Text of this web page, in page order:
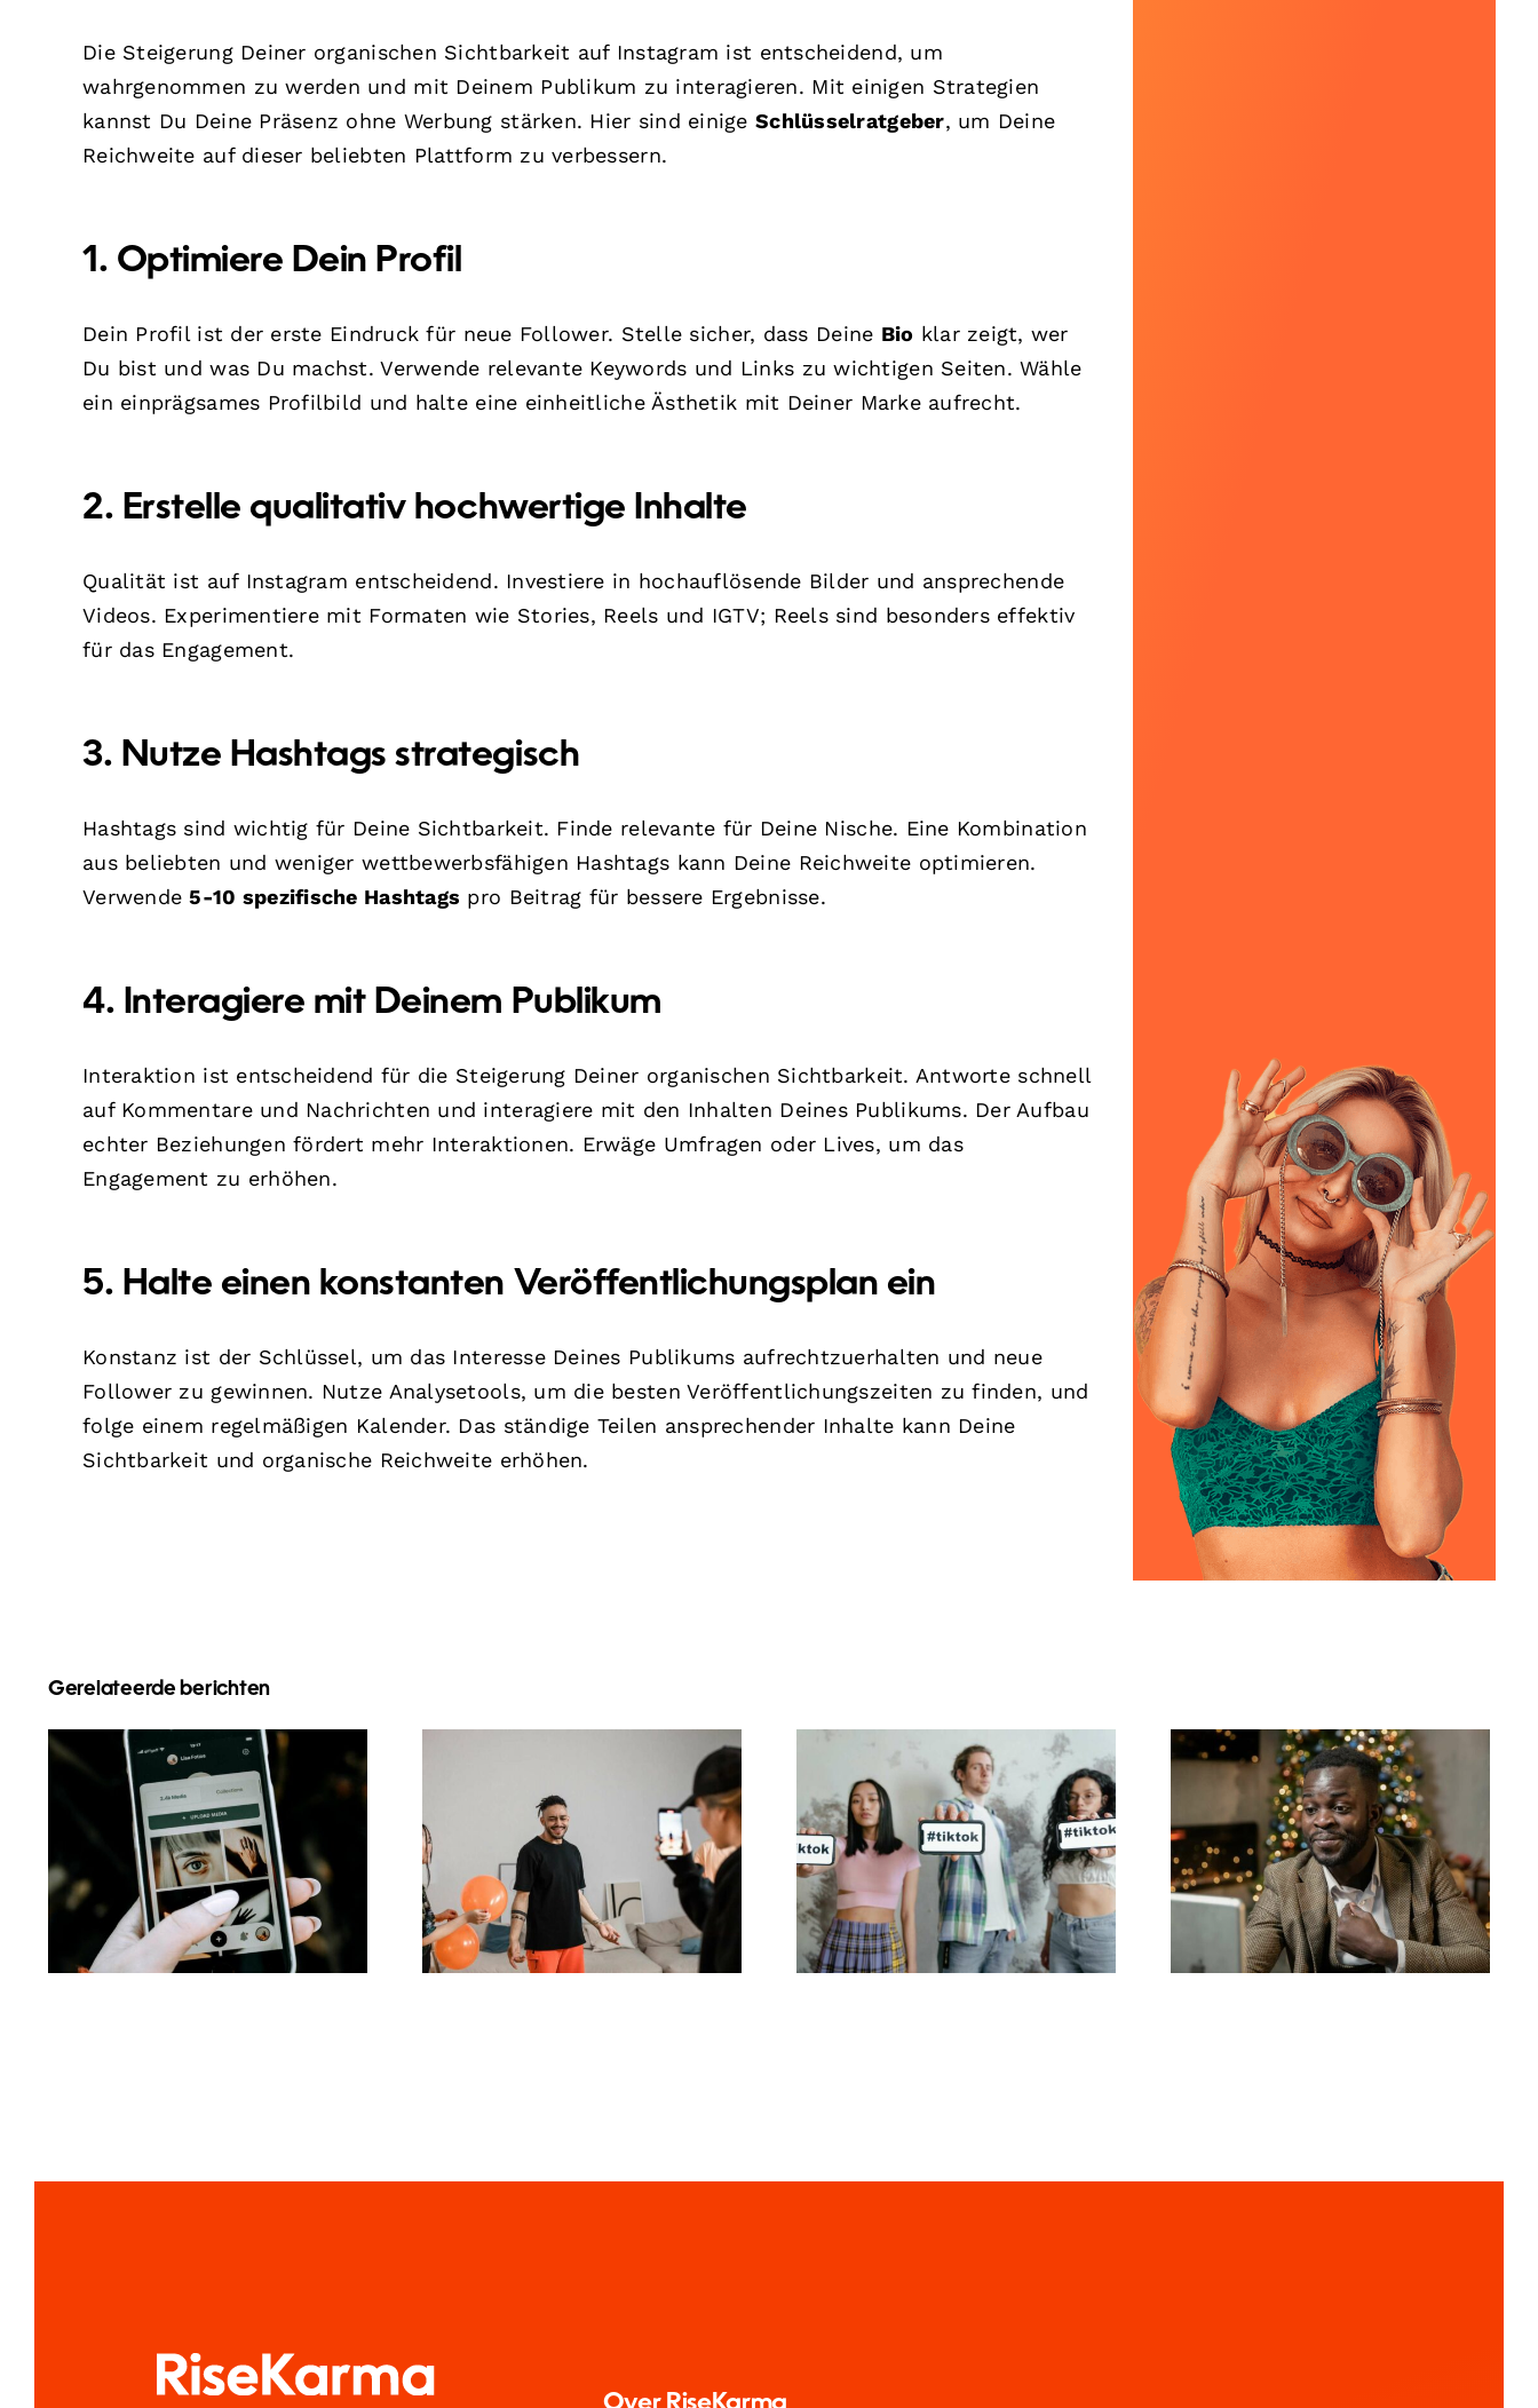
Die Steigerung Deiner organischen Sichtbarkeit auf Instagram ist entscheidend, um
wahrgenommen zu werden und mit Deinem Publikum zu interagieren. Mit einigen Strategien
kannst Du Deine Präsenz ohne Werbung stärken. Hier sind einigeSchlüsselratgeber, um Deine
Reichweite auf dieser beliebten Plattform zu verbessern.
1. Optimiere Dein Profil
Dein Profil ist der erste Eindruck für neue Follower. Stelle sicher, dass Deine Bio klar zeigt, wer
Du bist und was Du machst. Verwende relevante Keywords und Links zu wichtigen Seiten. Wähle
ein einprägsames Profilbild und halte eine einheitliche Ästhetik mit Deiner Marke aufrecht.
2. Erstelle qualitativ hochwertige Inhalte
Qualität ist auf Instagram entscheidend. Investiere in hochauflösende Bilder und ansprechende
Videos. Experimentiere mit Formaten wie Stories, Reels und IGTV; Reels sind besonders effektiv
für das Engagement.
3. Nutze Hashtags strategisch
Hashtags sind wichtig für Deine Sichtbarkeit. Finde relevante für Deine Nische. Eine Kombination
aus beliebten und weniger wettbewerbsfähigen Hashtags kann Deine Reichweite optimieren.
Verwende5-10 spezifische Hashtags pro Beitrag für bessere Ergebnisse.
4. Interagiere mit Deinem Publikum
Interaktion ist entscheidend für die Steigerung Deiner organischen Sichtbarkeit. Antworte schnell
auf Kommentare und Nachrichten und interagiere mit den Inhalten Deines Publikums. Der Aufbau
echter Beziehungen fördert mehr Interaktionen. Erwäge Umfragen oder Lives, um das
Engagement zu erhöhen.
5. Halte einen konstanten Veröffentlichungsplan ein
Konstanz ist der Schlüssel, um das Interesse Deines Publikums aufrechtzuerhalten und neue
Follower zu gewinnen. Nutze Analysetools, um die besten Veröffentlichungszeiten zu finden, und
folge einem regelmäßigen Kalender. Das ständige Teilen ansprechender Inhalte kann Deine
Sichtbarkeit und organische Reichweite erhöhen.
Gerelateerde berichten
Beste Praktiken für
die Nutzung von
Augmented-Reality-
Filtern in sozialen
Medien
Die 21 häufigsten
Fragen, die Menschen
zu sozialen Medien
stellen
Beste Video-
Bearbeitungs-Apps
für TikTok-
Meisterwerke
Wie man Follower auf
LinkedIn verbirgt, um
die Privatsphäre zu
wahren
Over RiseKarma